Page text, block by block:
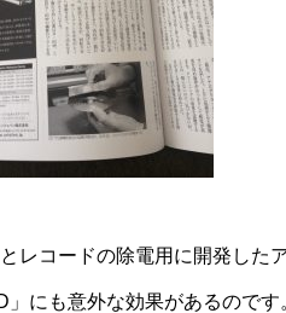
レコードの除電用に開発した
」にも意外な効果があるのです